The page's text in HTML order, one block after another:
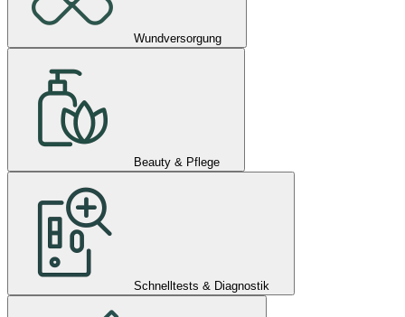
Wundversorgung
Beauty & Pflege
Schnelltests & Diagnostik